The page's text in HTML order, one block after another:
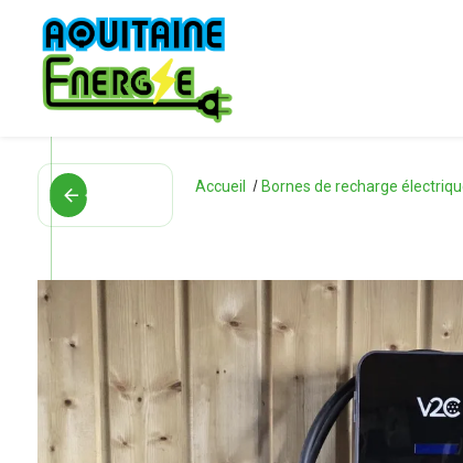
Accueil Bornes de recharge
arrow_back arrow_back
RETOUR